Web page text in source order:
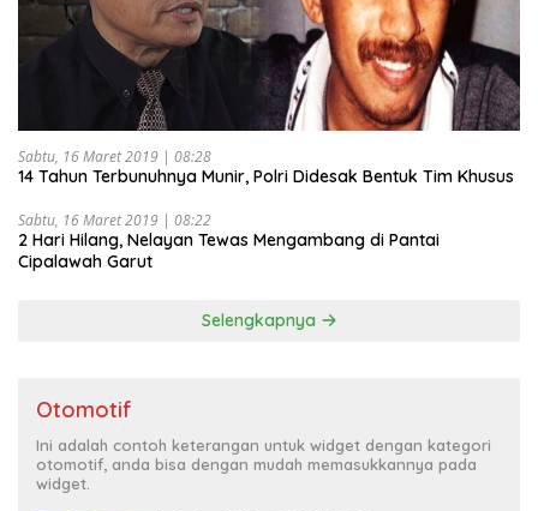
Sabtu, 16 Maret 2019 | 08:28
14 Tahun Terbunuhnya Munir, Polri Didesak Bentuk Tim Khusus
Sabtu, 16 Maret 2019 | 08:22
2 Hari Hilang, Nelayan Tewas Mengambang di Pantai
Cipalawah Garut
Selengkapnya
Otomotif
Ini adalah contoh keterangan untuk widget dengan kategori
otomotif, anda bisa dengan mudah memasukkannya pada
widget.